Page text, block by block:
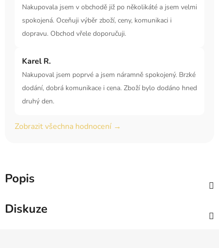
Nakupovala jsem v obchodě již po několikáté a jsem velmi
spokojená. Oceňuji výběr zboží, ceny, komunikaci i
dopravu. Obchod vřele doporučuji.
Karel R.
Nakupoval jsem poprvé a jsem náramně spokojený. Brzké
dodání, dobrá komunikace i cena. Zboží bylo dodáno hned
druhý den.
Zobrazit všechna hodnocení →
Popis
Diskuze